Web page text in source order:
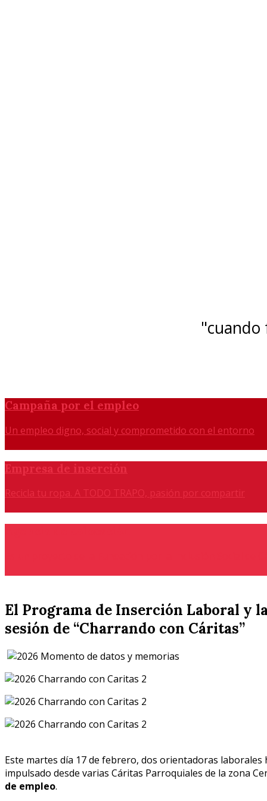
Campaña por el empleo
Un empleo digno, social y comprometido con el entorno
Empresa de inserción
Recicla tu ropa. A TODO TRAPO, pasión por compartir
El Programa de Inserción Laboral y
sesión de “Charrando con Cáritas”
Este martes día 17 de febrero, dos orientadoras
impulsado desde varias Cáritas Parroquiales de la zona
de empleo.